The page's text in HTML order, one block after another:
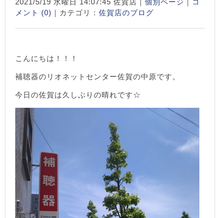
2021/5/19 水曜日 14:07:45 佐賀店｜ 個別ページ ｜ コ
メント (0) ｜カテゴリ： 佐賀店のブログ
こんにちは！！！
補聴器のリオネットセンター佐賀の中原です。
今日の佐賀は久しぶりの晴れです☆